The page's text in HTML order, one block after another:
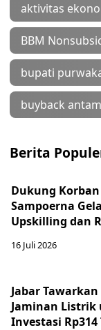
aktivitas
BBM
bupati
buyback
Berita
Dukung
Sampoerna
Upskilling dan
16 Juli 2026
Jabar
Jaminan Listrik
Investasi